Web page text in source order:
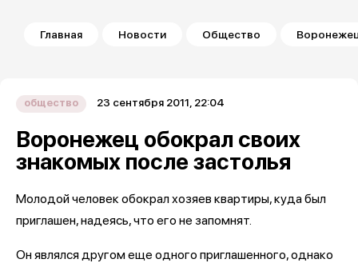
Строка навигации
Главная Новости Общество
общество 23 сентября 2011, 22:04
Воронежец обокрал своих
знакомых после застолья
Молодой человек обокрал хозяев квартиры, куда был
приглашен, надеясь, что его не запомнят.
Он являлся другом еще одного приглашенного, однако